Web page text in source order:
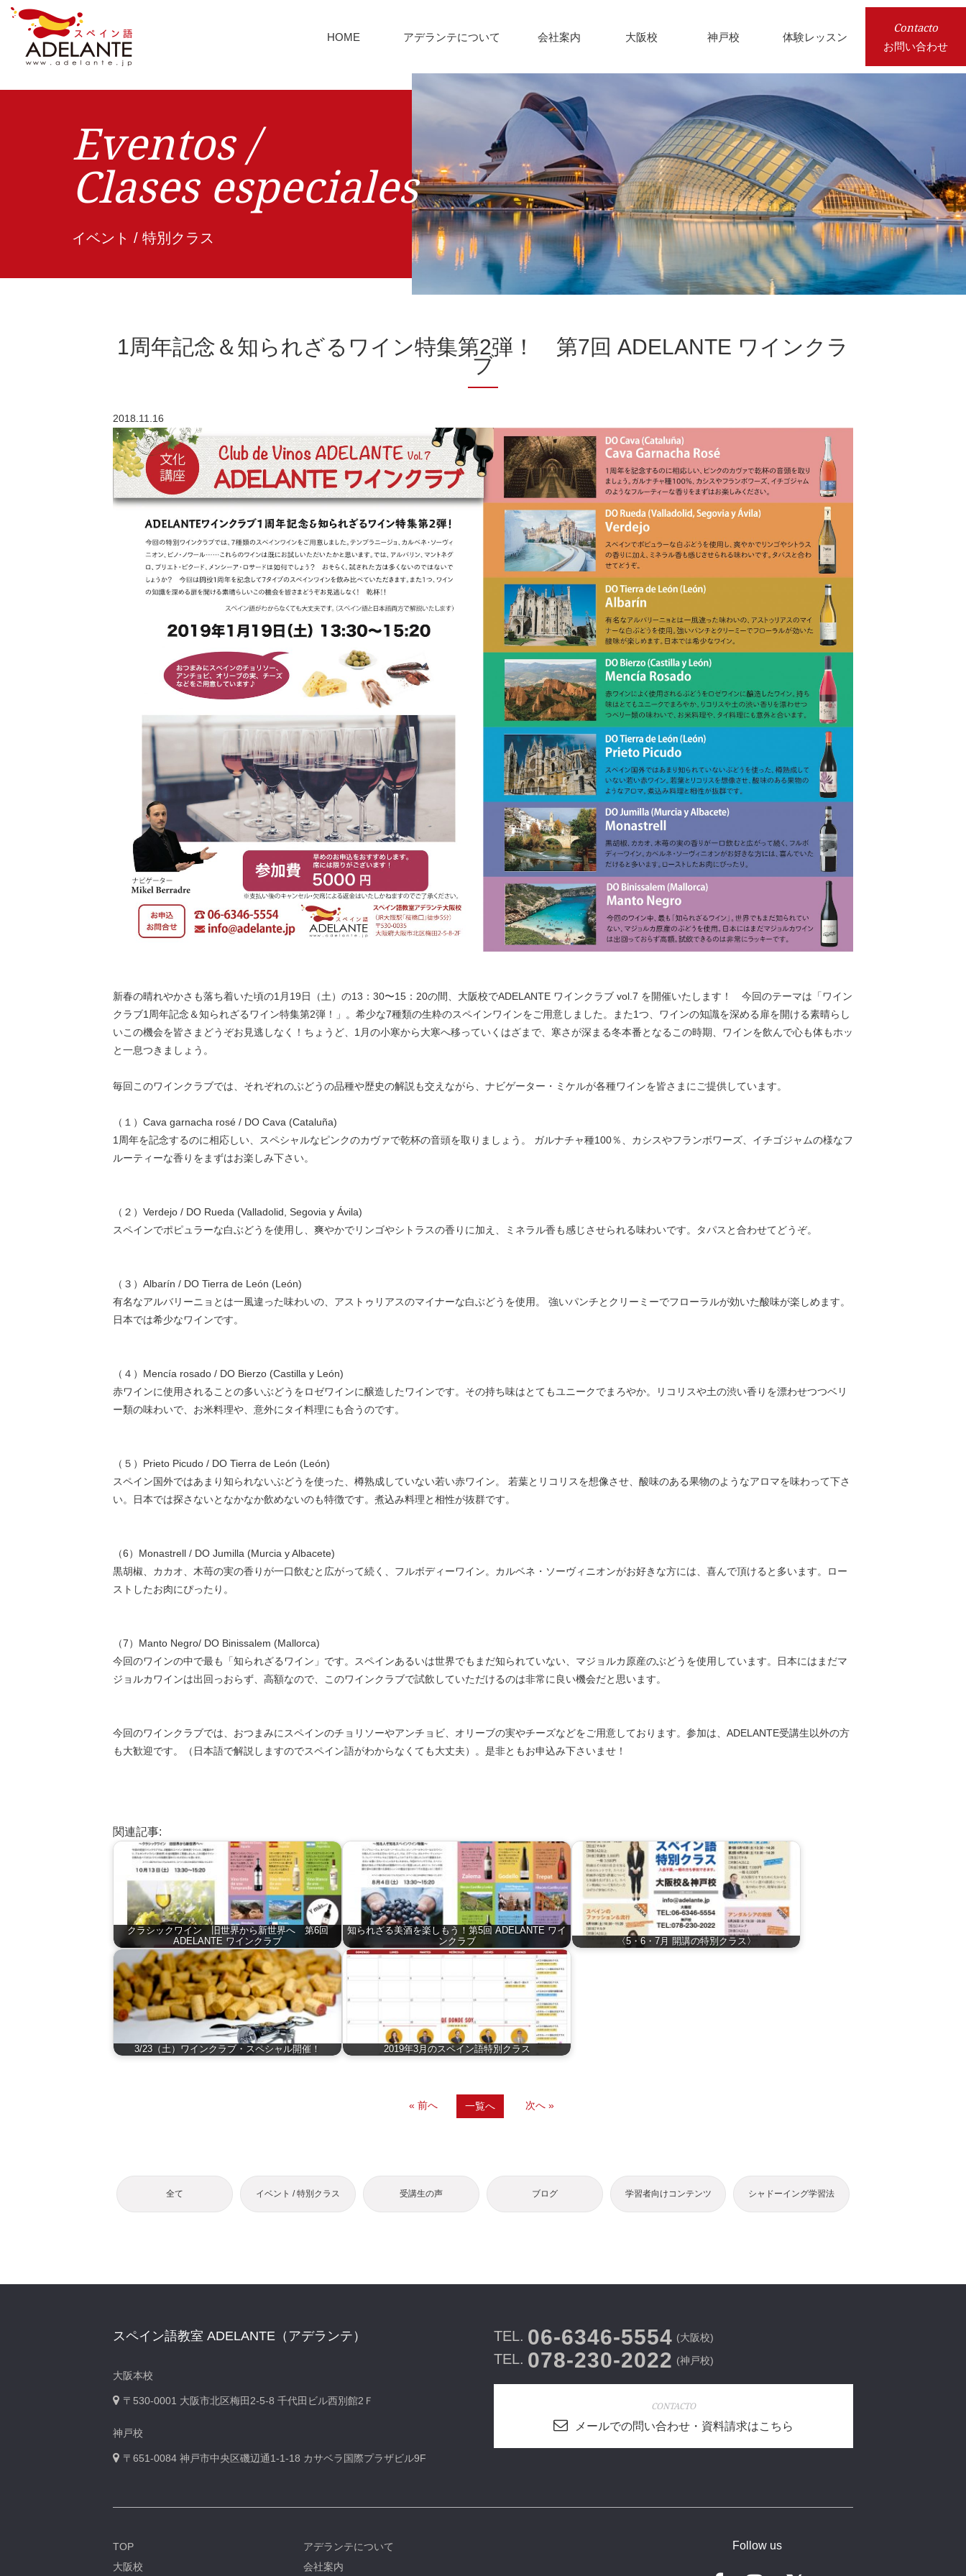
HOME アデランテについて 会社案内 大阪校 神戸校 体験レッスン
Contacto
お問い合わせ
Eventos /
Clases especiales
イベント / 特別クラス
1周年記念＆知られざるワイン特集第2弾！ 第7回 ADELANTE ワインクラ
ブ
2018.11.16
新春の晴れやかさも落ち着いた頃の1月19日（土）の13：30〜15：20の間、大阪校でADELANTE ワインクラブ vol.7 を開催いたします！ 今回のテーマは「ワイン
クラブ1周年記念＆知られざるワイン特集第2弾！」。希少な7種類の生粋のスペインワインをご用意しました。また1つ、ワインの知識を深める扉を開ける素晴らし
いこの機会を皆さまどうぞお見逃しなく！ちょうど、1月の小寒から大寒へ移っていくはざまで、寒さが深まる冬本番となるこの時期、ワインを飲んで心も体もホッ
と一息つきましょう。
毎回このワインクラブでは、それぞれのぶどうの品種や歴史の解説も交えながら、ナビゲーター・ミケルが各種ワインを皆さまにご提供しています。
（１）Cava garnacha rosé / DO Cava (Cataluña)
1周年を記念するのに相応しい、スペシャルなピンクのカヴァで乾杯の音頭を取りましょう。 ガルナチャ種100％、カシスやフランボワーズ、イチゴジャムの様なフ
ルーティーな香りをまずはお楽しみ下さい。
（２）Verdejo / DO Rueda (Valladolid, Segovia y Ávila)
スペインでポピュラーな白ぶどうを使用し、爽やかでリンゴやシトラスの香りに加え、ミネラル香も感じさせられる味わいです。タパスと合わせてどうぞ。
（３）Albarín / DO Tierra de León (León)
有名なアルバリーニョとは一風違った味わいの、アストゥリアスのマイナーな白ぶどうを使用。 強いパンチとクリーミーでフローラルが効いた酸味が楽しめます。
日本では希少なワインです。
（４）Mencía rosado / DO Bierzo (Castilla y León)
赤ワインに使用されることの多いぶどうをロゼワインに醸造したワインです。その持ち味はとてもユニークでまろやか。リコリスや土の渋い香りを漂わせつつベリ
ー類の味わいで、お米料理や、意外にタイ料理にも合うのです。
（５）Prieto Picudo / DO Tierra de León (León)
スペイン国外ではあまり知られないぶどうを使った、樽熟成していない若い赤ワイン。 若葉とリコリスを想像させ、酸味のある果物のようなアロマを味わって下さ
い。日本では探さないとなかなか飲めないのも特徴です。煮込み料理と相性が抜群です。
（6）Monastrell / DO Jumilla (Murcia y Albacete)
黒胡椒、カカオ、木苺の実の香りが一口飲むと広がって続く、フルボディーワイン。カルベネ・ソーヴィニオンがお好きな方には、喜んで頂けると多います。ロー
ストしたお肉にぴったり。
（7）Manto Negro/ DO Binissalem (Mallorca)
今回のワインの中で最も「知られざるワイン」です。スペインあるいは世界でもまだ知られていない、マジョルカ原産のぶどうを使用しています。日本にはまだマ
ジョルカワインは出回っおらず、高額なので、このワインクラブで試飲していただけるのは非常に良い機会だと思います。
今回のワインクラブでは、おつまみにスペインのチョリソーやアンチョビ、オリーブの実やチーズなどをご用意しております。参加は、ADELANTE受講生以外の方
も大歓迎です。（日本語で解説しますのでスペイン語がわからなくても大丈夫）。是非ともお申込み下さいませ！
関連記事:
クラシックワイン 旧世界から新世界へ 第6回
ADELANTE ワインクラブ
知られざる美酒を楽しもう！第5回 ADELANTE ワイ
ンクラブ
〈5・6・7月 開講の特別クラス〉
3/23（土）ワインクラブ・スペシャル開催！ 2019年3月のスペイン語特別クラス
« 前へ 一覧へ 次へ »
全て イベント / 特別クラス 受講生の声 ブログ 学習者向けコンテンツ シャドーイング学習法
スペイン語教室 ADELANTE（アデランテ）
大阪本校
〒530-0001 大阪市北区梅田2-5-8 千代田ビル西別館2Ｆ
神戸校
〒651-0084 神戸市中央区磯辺通1-1-18 カサベラ国際プラザビル9F
TEL. 06-6346-5554 (大阪校)
TEL. 078-230-2022 (神戸校)
CONTACTO
メールでの問い合わせ・資料請求はこちら
TOP
大阪校
アデランテについて
会社案内
Follow us